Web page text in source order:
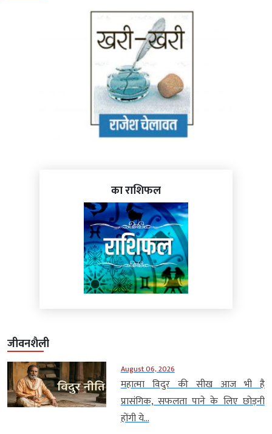
का राशिफल
जीवनशैली
August 06, 2026
महात्मा विदुर की सीख आज भी है
प्रासंगिक, सफलता पाने के लिए छोड़नी
होंगी ये...